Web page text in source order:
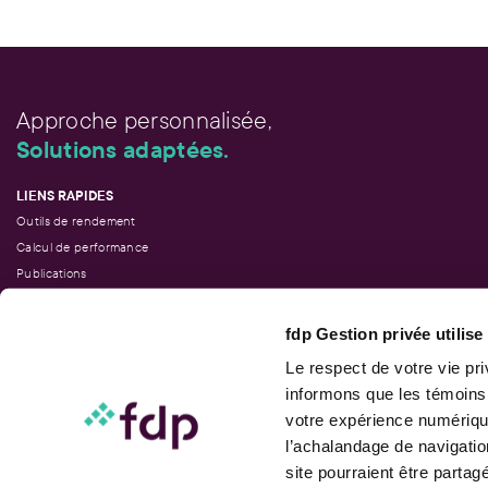
fdp Gestion privée utilise
Le respect de votre vie
informons que les
votre expérience
l’achalandage de
site pourraient être
Approche personnalisée,
Solutions adaptées.
LIENS RAPIDES
Outils de rendement
Calcul de performance
Publications